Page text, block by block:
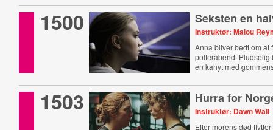
1500 Seksten en
Instruktør: Malou
Anna bliver bedt om at
polterabend. Pludselig
en kahyt med
1503 Hurra for
Instruktør: Dawn Wall
Efter morens død